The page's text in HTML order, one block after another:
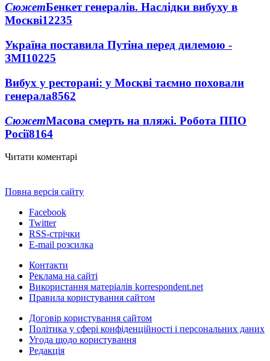
СюжетБенкет генералів. Наслідки вибуху в
Москві12235
Україна поставила Путіна перед дилемою -
ЗМІ10225
Вибух у ресторані: у Москві таємно поховали
генерала8562
СюжетМасова смерть на пляжі. Робота ППО
Росії8164
Читати коментарі
Повна версія сайту
Facebook
Twitter
RSS-стрічки
E-mail розсилка
Контакти
Реклама на сайті
Використання матеріалів korrespondent.net
Правила користування сайтом
Договір користування сайтом
Політика у сфері конфіденційності і персональних даних
Угода щодо користування
Редакція